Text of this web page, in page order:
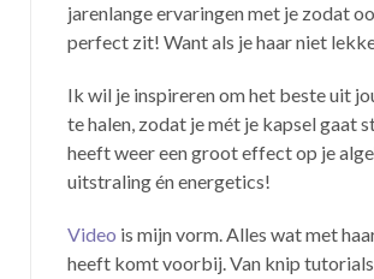
jarenlange ervaringen met je zodat
perfect zit! Want als je haar niet
Ik wil je inspireren om het beste uit
te halen, zodat je mét je kapsel gaat
heeft weer een groot effect op je
uitstraling én energetics!
Video is mijn vorm. Alles wat met
heeft komt voorbij. Van knip